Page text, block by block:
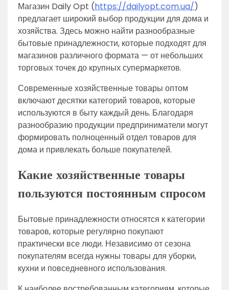
Магазин Daily Opt (https://dailyopt.com.ua/)
предлагает широкий выбор продукции для дома и
хозяйства. Здесь можно найти разнообразные
бытовые принадлежности, которые подходят для
магазинов различного формата — от небольших
торговых точек до крупных супермаркетов.
Современные хозяйственные товары оптом
включают десятки категорий товаров, которые
используются в быту каждый день. Благодаря
разнообразию продукции предприниматели могут
формировать полноценный отдел товаров для
дома и привлекать больше покупателей.
Какие хозяйственные товары
пользуются постоянным спросом
Бытовые принадлежности относятся к категории
товаров, которые регулярно покупают
практически все люди. Независимо от сезона
покупателям всегда нужны товары для уборки,
кухни и повседневного использования.